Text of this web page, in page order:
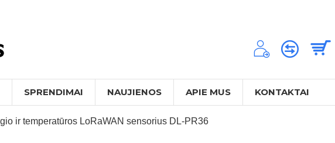
SPRENDIMAI NAUJIENOS APIE MUS KONTAKTAI
ir temperatūros LoRaWAN sensorius DL-PR36